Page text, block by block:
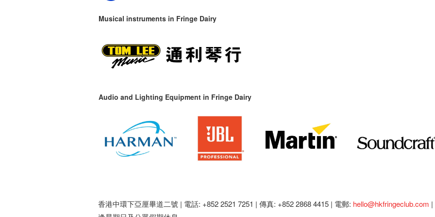
Musical instruments in Fringe Dairy
Audio and Lighting Equipment in Fringe Dairy
香港中環下亞厘畢道二號 | 電話: +852 2521 7251 | 傳真: +852 2868 4415 | 電郵: hello@hkfringeclub.com |